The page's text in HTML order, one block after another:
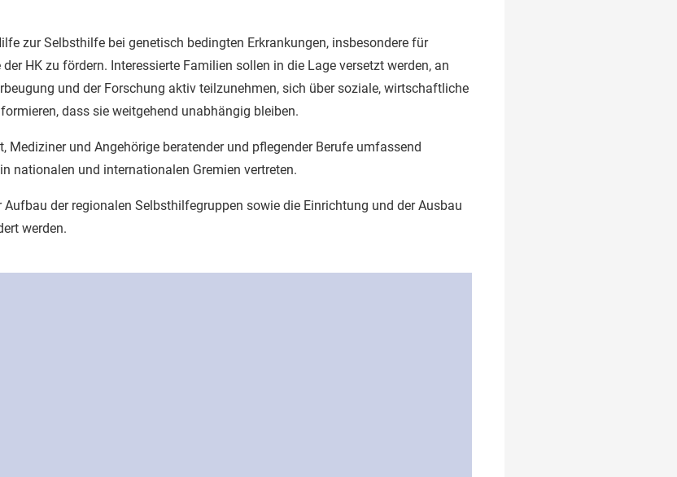
zur Selbsthilfe bei genetisch bedingten Erkrankungen, insbesondere für
HK zu fördern. Interessierte Familien sollen in die Lage versetzt werden, an
und der Forschung aktiv teilzunehmen, sich über soziale, wirtschaftliche
dass sie weitgehend unabhängig bleiben.
Mediziner und Angehörige beratender und pflegender Berufe umfassend
nationalen und internationalen Gremien vertreten.
der regionalen Selbsthilfegruppen sowie die Einrichtung und der Ausbau
werden.